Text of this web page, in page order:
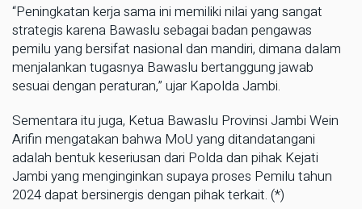
“Peningkatan kerja sama ini memiliki nilai yang sangat
strategis karena Bawaslu sebagai badan pengawas
pemilu yang bersifat nasional dan mandiri, dimana dalam
menjalankan tugasnya Bawaslu bertanggung jawab
sesuai dengan peraturan,” ujar Kapolda Jambi.
Sementara itu juga, Ketua Bawaslu Provinsi Jambi Wein
Arifin mengatakan bahwa MoU yang ditandatangani
adalah bentuk keseriusan dari Polda dan pihak Kejati
Jambi yang menginginkan supaya proses Pemilu tahun
2024 dapat bersinergis dengan pihak terkait. (*)